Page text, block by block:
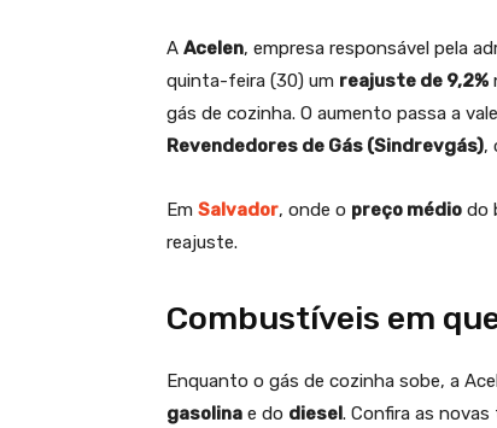
A Acelen, empresa responsável pela
quinta-feira (30) um reajuste de 9,2%
gás de cozinha. O aumento passa a
Revendedores de Gás (Sindrevgás),
Em Salvador, onde o preço médio do
reajuste.
Combustíveis em
Enquanto o gás de cozinha sobe, a
gasolina e do diesel. Confira as